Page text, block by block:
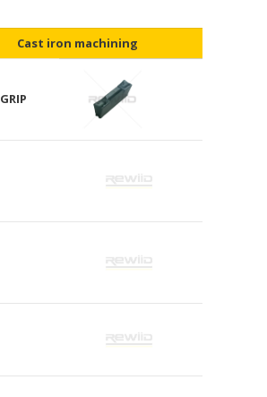
Cast iron machining
GRIP